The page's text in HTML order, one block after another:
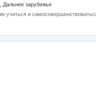
Дальнее зарубежье
учиться и